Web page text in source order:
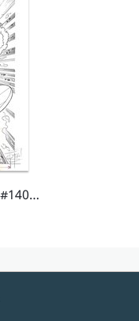
Tota, couverture Nova#140, septembre 1989.